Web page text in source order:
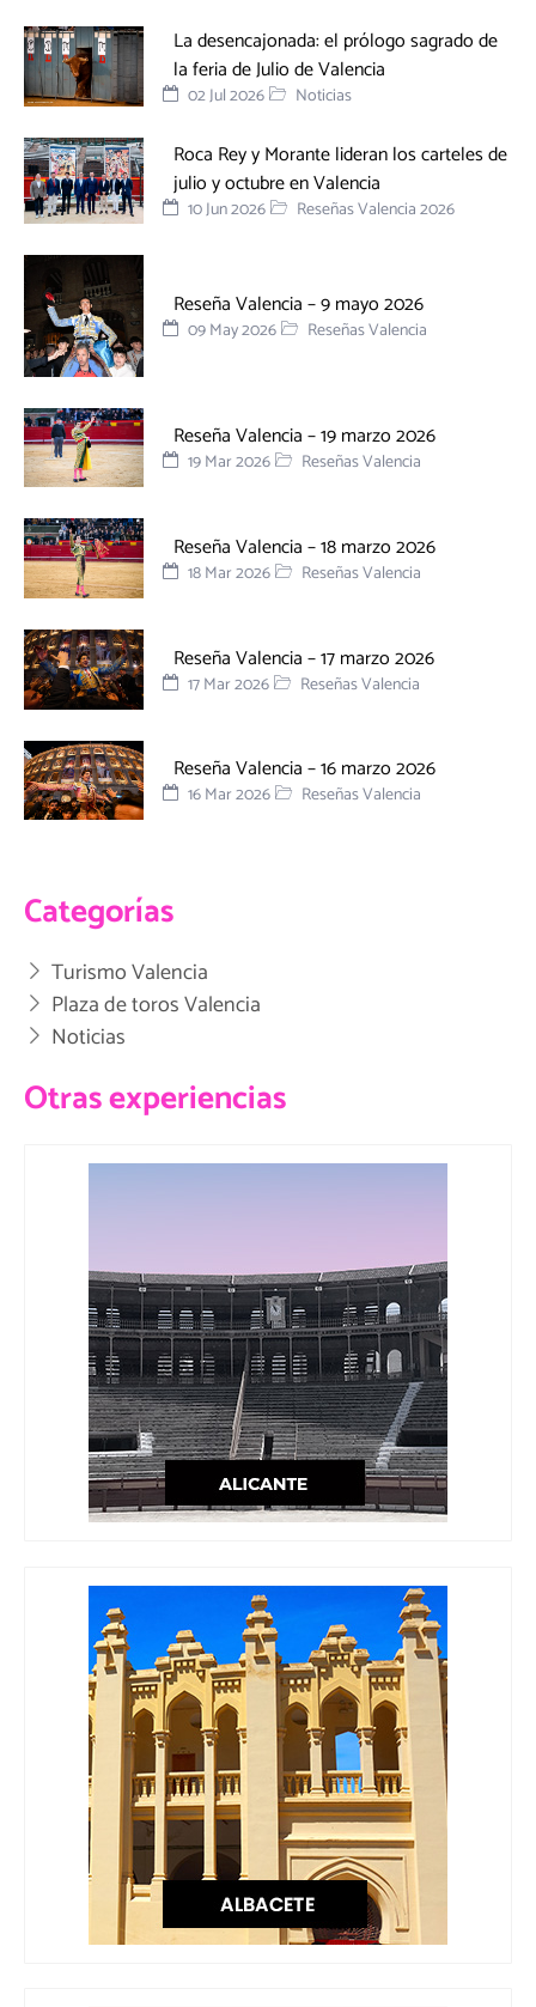
La desencajonada: el prólogo sagrado de
la feria de Julio de Valencia
02 Jul 2026 Noticias
Roca Rey y Morante lideran los carteles de
julio y octubre en Valencia
10 Jun 2026 Reseñas Valencia 2026
Reseña Valencia – 9 mayo 2026
09 May 2026 Reseñas Valencia
Reseña Valencia – 19 marzo 2026
19 Mar 2026 Reseñas Valencia
Reseña Valencia – 18 marzo 2026
18 Mar 2026 Reseñas Valencia
Reseña Valencia – 17 marzo 2026
17 Mar 2026 Reseñas Valencia
Reseña Valencia – 16 marzo 2026
16 Mar 2026 Reseñas Valencia
Categorías
Turismo Valencia
Plaza de toros Valencia
Noticias
Otras experiencias